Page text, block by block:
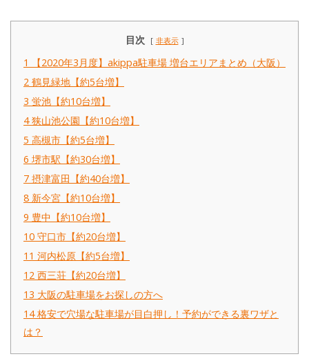
目次 非表示
1
【2020年3月度】akippa駐車場 増台エリアまとめ（大阪）
2 鶴見緑地【約5台増】
3 蛍池【約10台増】
4 狭山池公園【約10台増】
5 高槻市【約5台増】
6 堺市駅【約30台増】
7 摂津富田【約40台増】
8 新今宮【約10台増】
9 豊中【約10台増】
10 守口市【約20台増】
11 河内松原【約5台増】
12 西三荘【約20台増】
13 大阪の駐車場をお探しの方へ
14 格安で穴場な駐車場が目白押し！予約ができる裏ワザと
は？